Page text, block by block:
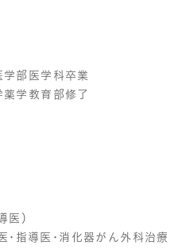
部医学科卒業
学教育部修了
医）
･指導医･消化器がん外科治療